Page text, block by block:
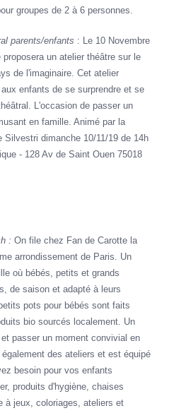
groupes de 2 à 6 personnes.
parents/enfants : Le 10 Novembre
un atelier théâtre sur le
de l'imaginaire. Cet atelier
enfants de se surprendre et se
L'occasion de passer un
en famille. Animé par la
Silvestri dimanche 10/11/19 de 14h
- 128 Av de Saint Ouen 75018
: On file chez Fan de Carotte la
arrondissement de Paris. Un
où bébés, petits et grands
de saison et adapté à leurs
pots pour bébés sont faits
bio sourcés localement. Un
passer un moment convivial en
des ateliers et est équipé
besoin pour vos enfants
produits d'hygiène, chaises
à jeux, coloriages, ateliers et